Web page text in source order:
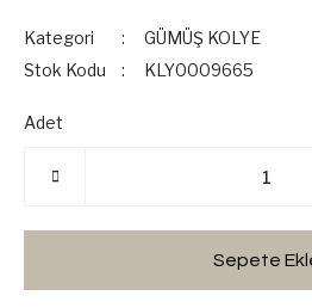
Kategori
GÜMÜŞ KOLYE
Stok Kodu
KLY0009665
Adet
Sepete